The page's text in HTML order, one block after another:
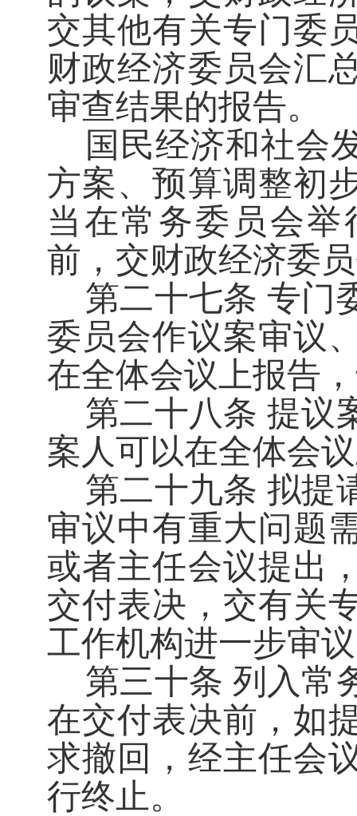
交其他有关专门委
财政经济委员会汇
审查结果的报告。
国民经济和社会
方案、预算调整初
当在常务委员会
前，交财政经济委
第二十七条 专门
委员会作议案审议
在全体会议上报告
第二十八条 提议
案人可以在全体会
第二十九条 拟提
审议中有重大问题
或者主任会议提出
交付表决，交有关
工作机构进一步审
第三十条 列入常
在交付表决前，如
求撤回，经主任会
行终止。